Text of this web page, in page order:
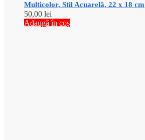
Multicolor, Stil Acuarelă, 22 x 18 cm
50,00 lei
Adaugă în coș